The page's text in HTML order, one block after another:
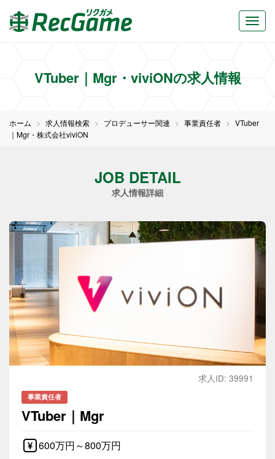
VTuber｜Mgr・viviONの求人情報
ホーム 求人情報検索 プロデューサー関連 事業責任者
VTuber
｜Mgr・株式会社viviON
JOB DETAIL
求人情報詳細
求人ID: 39991
事業責任者
VTuber｜Mgr
600万円～800万円